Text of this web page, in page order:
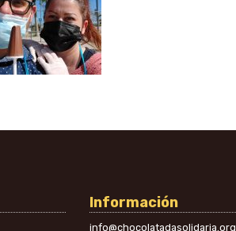
Información
info@chocolatadasolidaria.org